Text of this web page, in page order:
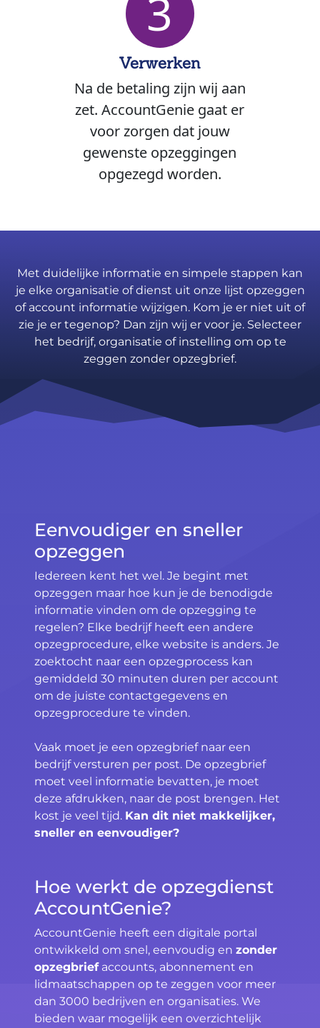
3
Verwerken
Na de betaling zijn wij aan
zet. AccountGenie gaat er
voor zorgen dat jouw
gewenste opzeggingen
opgezegd worden.
Met duidelijke informatie en simpele stappen kan
je elke organisatie of dienst uit onze lijst opzeggen
of account informatie wijzigen. Kom je er niet uit of
zie je er tegenop? Dan zijn wij er voor je. Selecteer
het bedrijf, organisatie of instelling om op te
zeggen zonder opzegbrief.
Eenvoudiger en sneller
opzeggen
Iedereen kent het wel. Je begint met
opzeggen maar hoe kun je de benodigde
informatie vinden om de opzegging te
regelen? Elke bedrijf heeft een andere
opzegprocedure, elke website is anders. Je
zoektocht naar een opzegprocess kan
gemiddeld 30 minuten duren per account
om de juiste contactgegevens en
opzegprocedure te vinden.
Vaak moet je een opzegbrief naar een
bedrijf versturen per post. De opzegbrief
moet veel informatie bevatten, je moet
deze afdrukken, naar de post brengen. Het
kost je veel tijd. Kan dit niet makkelijker,
sneller en eenvoudiger?
Hoe werkt de opzegdienst
AccountGenie?
AccountGenie heeft een digitale portal
ontwikkeld om snel, eenvoudig en zonder
opzegbriefaccounts, abonnement en
lidmaatschappen op te zeggen voor meer
dan 3000 bedrijven en organisaties. We
bieden waar mogelijk een overzichtelijk